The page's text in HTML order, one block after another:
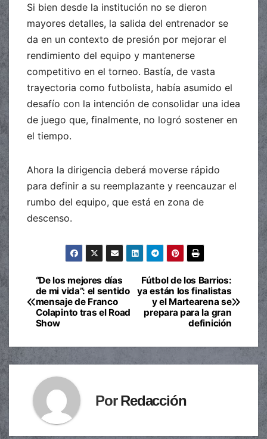
Si bien desde la institución no se dieron
mayores detalles, la salida del entrenador se
da en un contexto de presión por mejorar el
rendimiento del equipo y mantenerse
competitivo en el torneo. Bastía, de vasta
trayectoria como futbolista, había asumido el
desafío con la intención de consolidar una idea
de juego que, finalmente, no logró sostener en
el tiempo.
Ahora la dirigencia deberá moverse rápido
para definir a su reemplazante y reencauzar el
rumbo del equipo, que está en zona de
descenso.
Navegación
de
Fútbol de los Barrios:
ya están los finalistas
y el Martearena se
prepara para la gran
definición
“De los mejores días
de mi vida”: el sentido
mensaje de Franco
Colapinto tras el Road
Show
PorRedacción